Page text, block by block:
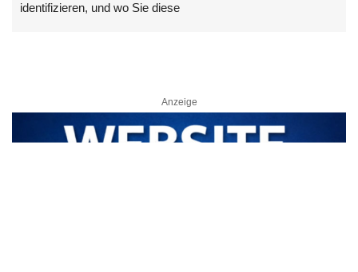
identifizieren, und wo Sie diese
Anzeige